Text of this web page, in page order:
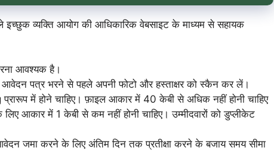
इच्छुक व्यक्ति आयोग की आधिकारिक वेबसाइट के माध्यम से सहायक
आवश्यक है।
आवेदन पत्र भरने से पहले अपनी फोटो और हस्ताक्षर को स्कैन कर लें।
में होने चाहिए। फ़ाइल आकार में 40 केबी से अधिक नहीं होनी चाहिए
आकार में 1 केबी से कम नहीं होनी चाहिए। उम्मीदवारों को डुप्लीकेट
जमा करने के लिए अंतिम दिन तक प्रतीक्षा करने के बजाय समय सीमा